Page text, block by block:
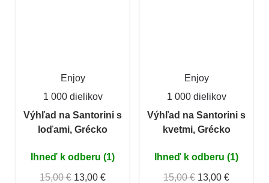
Enjoy
1 000 dielikov
Výhľad na Santorini s
loďami, Grécko
Ihneď k odberu (1)
15,00 € 13,00 €
Enjoy
1 000 dielikov
Výhľad na Santorini s
kvetmi, Grécko
Ihneď k odberu (1)
15,00 € 13,00 €